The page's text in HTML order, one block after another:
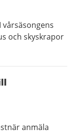
och skyskrapor
anmäla